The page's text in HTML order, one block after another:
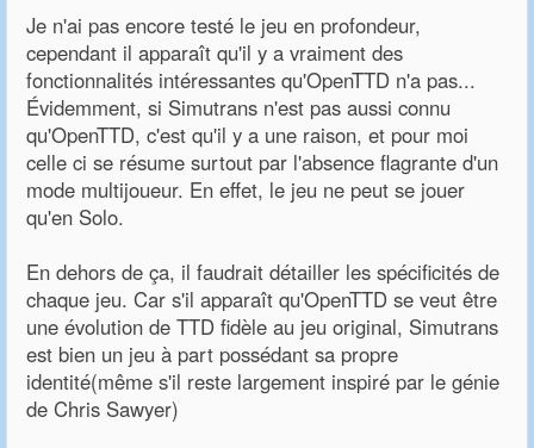
Je n'ai pas encore testé le jeu en profondeur,
cependant il apparaît qu'il y a vraiment des
fonctionnalités intéressantes qu'OpenTTD n'a pas...
Évidemment, si Simutrans n'est pas aussi connu
qu'OpenTTD, c'est qu'il y a une raison, et pour moi
celle ci se résume surtout par l'absence flagrante d'un
mode multijoueur. En effet, le jeu ne peut se jouer
qu'en Solo.
En dehors de ça, il faudrait détailler les spécificités de
chaque jeu. Car s'il apparaît qu'OpenTTD se veut être
une évolution de TTD fidèle au jeu original, Simutrans
est bien un jeu à part possédant sa propre
identité(même s'il reste largement inspiré par le génie
de Chris Sawyer)